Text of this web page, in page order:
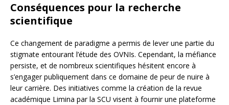
Conséquences pour la recherche
scientifique
Ce changement de paradigme a permis de lever une partie du
stigmate entourant l’étude des OVNIs. Cependant, la méfiance
persiste, et de nombreux scientifiques hésitent encore à
s’engager publiquement dans ce domaine de peur de nuire à
leur carrière. Des initiatives comme la création de la revue
académique Limina par la SCU visent à fournir une plateforme